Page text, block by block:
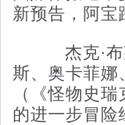
新预告，阿宝
杰克·布
斯、奥卡菲娜
（《怪物史
的进一步冒险